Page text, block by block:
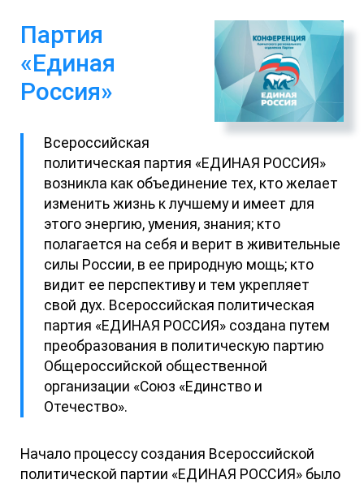
Партия
«Единая
Россия»
Всероссийская
политическая партия «ЕДИНАЯ РОССИЯ»
возникла как объединение тех, кто желает
изменить жизнь к лучшему и имеет для
этого энергию, умения, знания; кто
полагается на себя и верит в живительные
силы России, в ее природную мощь; кто
видит ее перспективу и тем укрепляет
свой дух. Всероссийская политическая
партия «ЕДИНАЯ РОССИЯ» создана путем
преобразования в политическую партию
Общероссийской общественной
организации «Союз «Единство и
Отечество».
Начало процессу создания Всероссийской
политической партии «ЕДИНАЯ РОССИЯ» было